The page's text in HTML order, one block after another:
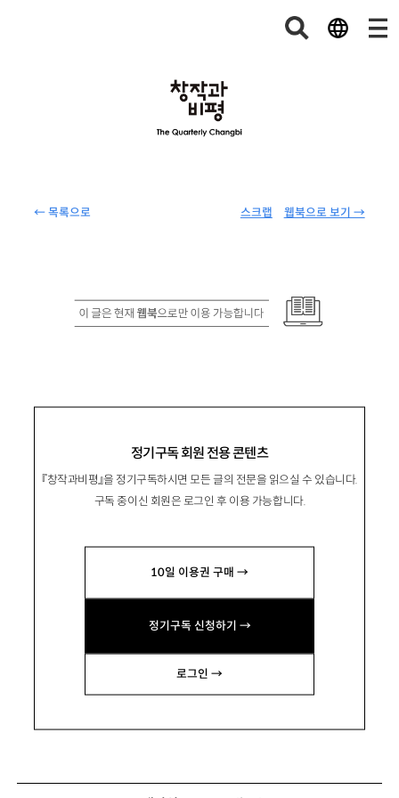
← 목록으로 웹북으로 보기 →
스크랩
정기구독 회원 전용 콘텐츠
『창작과비평』을 정기구독하시면 모든 글의 전문을 읽으실 수 있습니다.
구독 중이신 회원은 로그인 후 이용 가능합니다.
10일 이용권 구매 →
정기구독 신청하기 →
로그인 →